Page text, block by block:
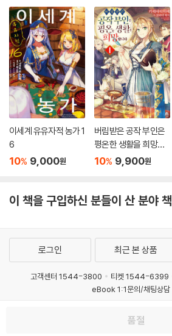
이세계 유유자적 농가 1
6
10% 9,000원
버림받은 공작 부인은
평온한 생활을 희망합
니다 1
10% 9,900원
이 책을 구입하신 분들이 산 분야 책
품절
로그인 최근 본 상품
고객센터 1544-3800 티켓 1544-6399
eBook 1:1문의/채팅상담
개인정보처리방침